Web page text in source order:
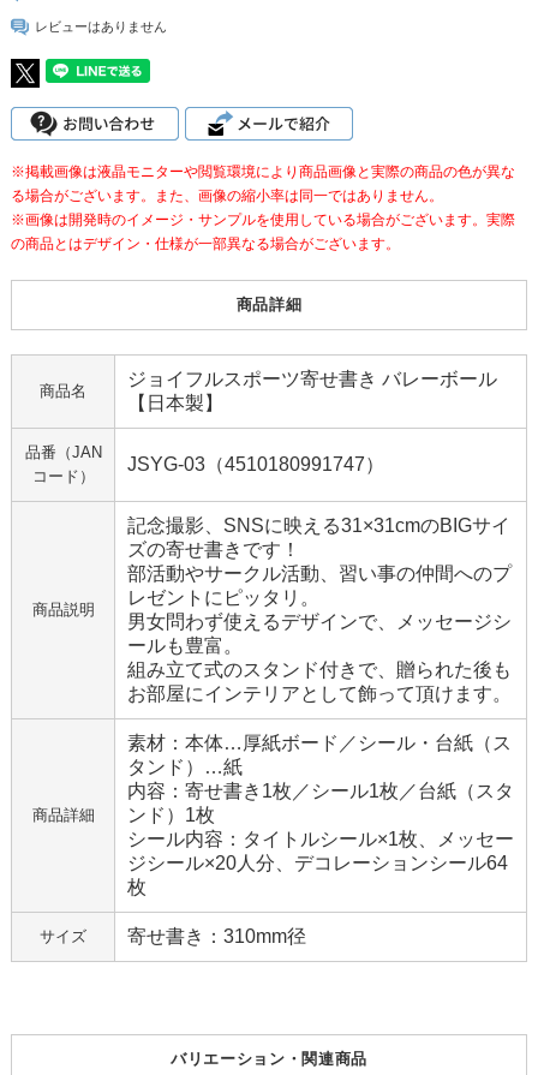
レビューはありません
※掲載画像は液晶モニターや閲覧環境により商品画像と実際の商品の色が異な
る場合がございます。また、画像の縮小率は同一ではありません。
※画像は開発時のイメージ・サンプルを使用している場合がございます。実際
の商品とはデザイン・仕様が一部異なる場合がございます。
商品詳細
商品名
ジョイフルスポーツ寄せ書き バレーボール
【日本製】
品番（JAN
コード）
JSYG-03（4510180991747）
商品説明
記念撮影、SNSに映える31×31cmのBIGサイ
ズの寄せ書きです！
部活動やサークル活動、習い事の仲間へのプ
レゼントにピッタリ。
男女問わず使えるデザインで、メッセージシ
ールも豊富。
組み立て式のスタンド付きで、贈られた後も
お部屋にインテリアとして飾って頂けます。
商品詳細
素材：本体…厚紙ボード／シール・台紙（ス
タンド）…紙
内容：寄せ書き1枚／シール1枚／台紙（スタ
ンド）1枚
シール内容：タイトルシール×1枚、メッセー
ジシール×20人分、デコレーションシール64
枚
サイズ 寄せ書き：310mm径
バリエーション・関連商品